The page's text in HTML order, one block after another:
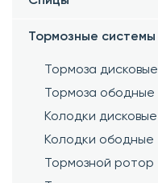
Тормозные системы
Тормоза дисковые
Тормоза ободные
Колодки дисковые
Колодки ободные
Тормозной ротор